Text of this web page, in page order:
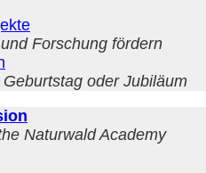
Forschung fördern
oder Jubiläum
Naturwald Academy